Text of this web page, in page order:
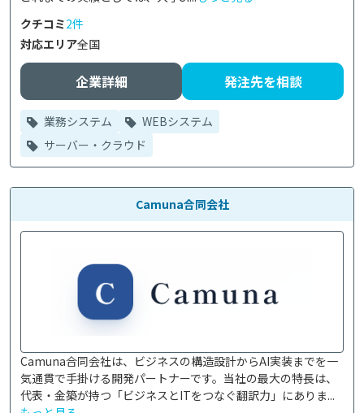
クチコミ2件
対応エリア全国
企業詳細 発注先を相談
業務システム
WEBシステム
サーバー・クラウド
Camuna合同会社
Camuna合同会社は、ビジネスの構造設計からAI実装までを一
気通貫で手掛ける開発パートナーです。当社の最大の特長は、
代表・金築が持つ「ビジネスとITをつなぐ翻訳力」にありま...